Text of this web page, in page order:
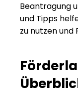
Beantragung
und Tipps
zu nutzen und